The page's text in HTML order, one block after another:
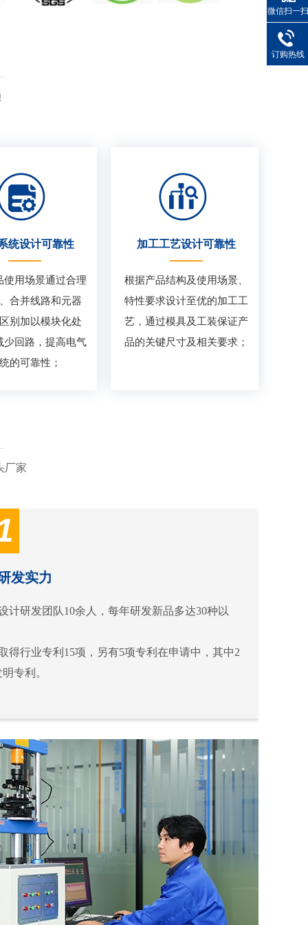
统设计可靠性
使用场景通过合理
合并线路和元器
别加以模块化处
少回路，提高电气
的可靠性；
加工工艺设计可靠性
根据产品结构及使用场景、
特性要求设计至优的加工工
艺，通过模具及工装保证产
品的关键尺寸及相关要求；
厂家
发实力
计研发团队10余人，每年研发新品多达30种以
得行业专利15项，另有5项专利在申请中，其中2
专利。
微信扫一扫
订购热线